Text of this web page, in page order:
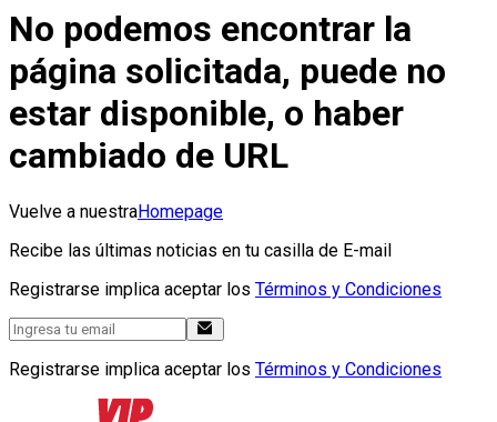
No podemos encontrar la
página solicitada, puede no
estar disponible, o haber
cambiado de URL
Vuelve a nuestraHomepage
Recibe las últimas noticias en tu casilla de E-mail
Registrarse implica aceptar los Términos y Condiciones
Registrarse implica aceptar los Términos y Condiciones